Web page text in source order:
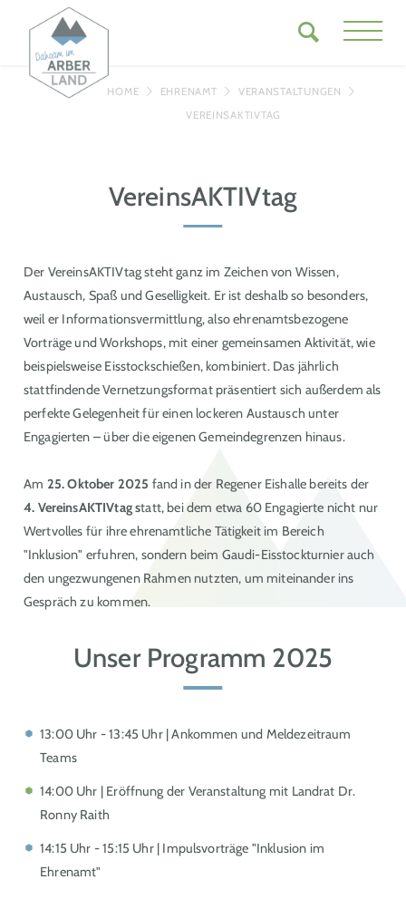
HOME EHRENAMT
VERANSTALTUNGEN
VEREINSAKTIVTAG
VereinsAKTIVtag
Der VereinsAKTIVtag steht ganz im Zeichen von Wissen,
Austausch, Spaß und Geselligkeit. Er ist deshalb so besonders,
weil er Informationsvermittlung, also ehrenamtsbezogene
Vorträge und Workshops, mit einer gemeinsamen Aktivität, wie
beispielsweise Eisstockschießen, kombiniert. Das jährlich
stattfindende Vernetzungsformat präsentiert sich außerdem als
perfekte Gelegenheit für einen lockeren Austausch unter
Engagierten – über die eigenen Gemeindegrenzen hinaus.
Am 25. Oktober 2025 fand in der Regener Eishalle bereits der
4. VereinsAKTIVtag statt, bei dem etwa 60 Engagierte nicht nur
Wertvolles für ihre ehrenamtliche Tätigkeit im Bereich
"Inklusion" erfuhren, sondern beim Gaudi-Eisstockturnier auch
den ungezwungenen Rahmen nutzten, um miteinander ins
Gespräch zu kommen.
Unser Programm 2025
13:00 Uhr - 13:45 Uhr | Ankommen und Meldezeitraum
Teams
14:00 Uhr | Eröffnung der Veranstaltung mit Landrat Dr.
Ronny Raith
14:15 Uhr - 15:15 Uhr | Impulsvorträge "Inklusion im
Ehrenamt"